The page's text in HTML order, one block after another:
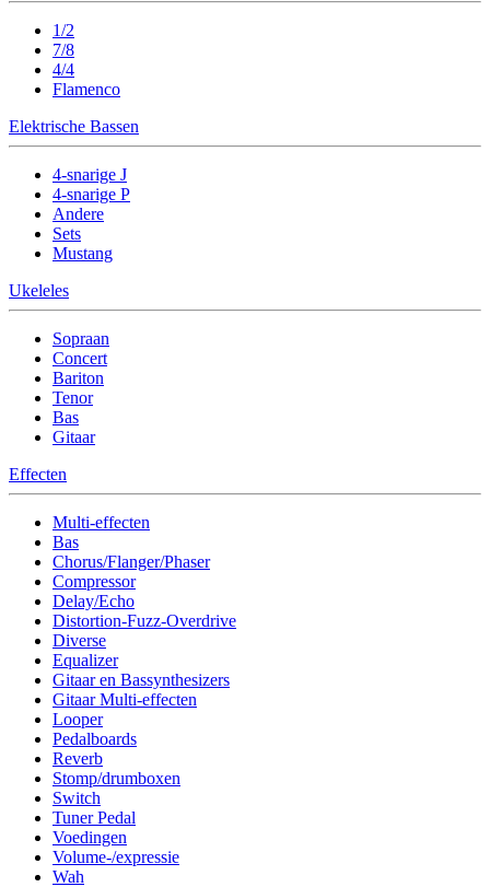
1/2
7/8
4/4
Flamenco
Elektrische Bassen
4-snarige J
4-snarige P
Andere
Sets
Mustang
Ukeleles
Sopraan
Concert
Bariton
Tenor
Bas
Gitaar
Effecten
Multi-effecten
Bas
Chorus/Flanger/Phaser
Compressor
Delay/Echo
Distortion-Fuzz-Overdrive
Diverse
Equalizer
Gitaar en Bassynthesizers
Gitaar Multi-effecten
Looper
Pedalboards
Reverb
Stomp/drumboxen
Switch
Tuner Pedal
Voedingen
Volume-/expressie
Wah